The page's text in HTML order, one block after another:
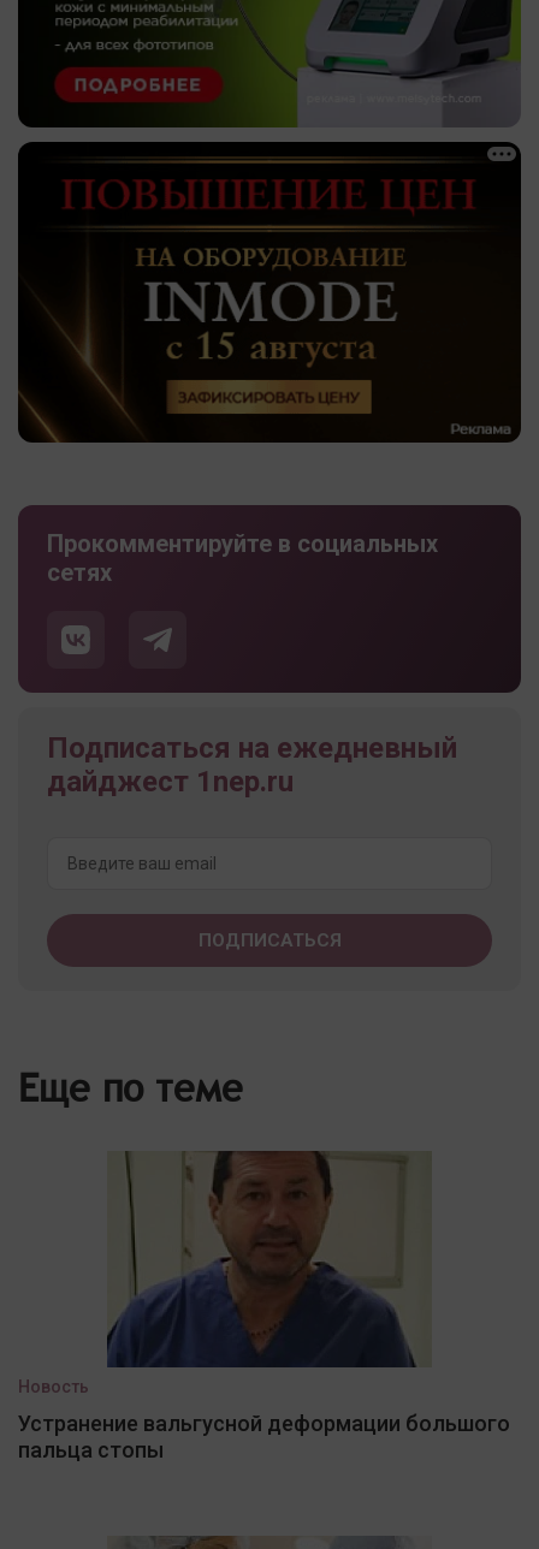
Прокомментируйте в социальных
сетях
Подписаться на ежедневный
дайджест 1nep.ru
Еще по теме
Новость
Устранение вальгусной деформации большого
пальца стопы